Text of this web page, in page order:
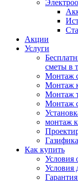
Акции
Услуги
сметы в
Монтаж
Монтаж
Монтаж
Монтаж
монтаж
Как купить
Условия
Условия